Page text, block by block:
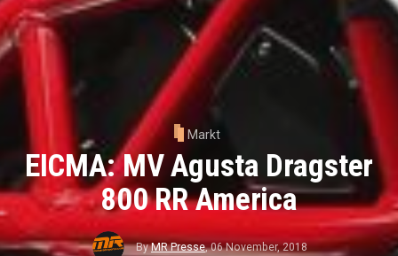
Markt
EICMA: MV Agusta Dragster
800 RR America
ByMR Presse,06 November, 2018